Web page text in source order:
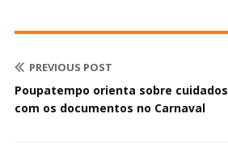
PREVIOUS POST
Poupatempo orienta sobre cuidados
com os documentos no Carnaval